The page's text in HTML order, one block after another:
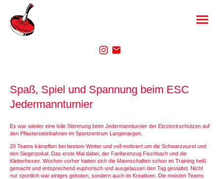
Spaß, Spiel und Spannung beim ESC
Jedermannturnier
Es war wieder eine tolle Stimmung beim Jedermannturnier der Eisstockschützen auf
den Pflastersteinbahnen im Sportzentrum Langenargen.
20 Teams kämpften bei bestem Wetter und voll motiviert um die Schwarzwurst und
den Siegerpokal. Das erste Mal dabei, der Fanfarenzug Fischbach und die
Kletterhexen. Wochen vorher hatten sich die Mannschaften schon im Training heiß
gemacht und entsprechend euphorisch und ausgelassen den Tag gestaltet. Nicht
nur sportlich war einiges geboten, sondern auch im Kreativen. Die meisten Teams